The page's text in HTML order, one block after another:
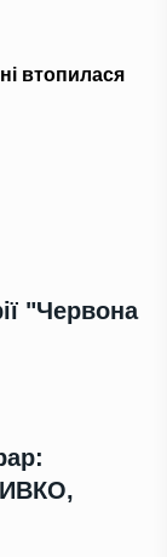
втопилася
"Червона